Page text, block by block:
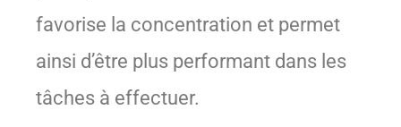
favorise la concentration et permet
ainsi d’être plus performant dans les
tâches à effectuer.